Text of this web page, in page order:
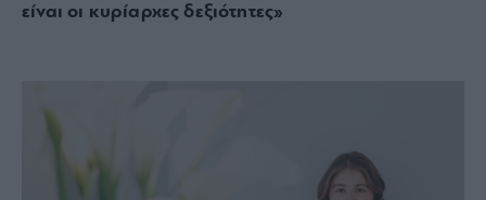
είναι οι κυρίαρχες δεξιότητες»